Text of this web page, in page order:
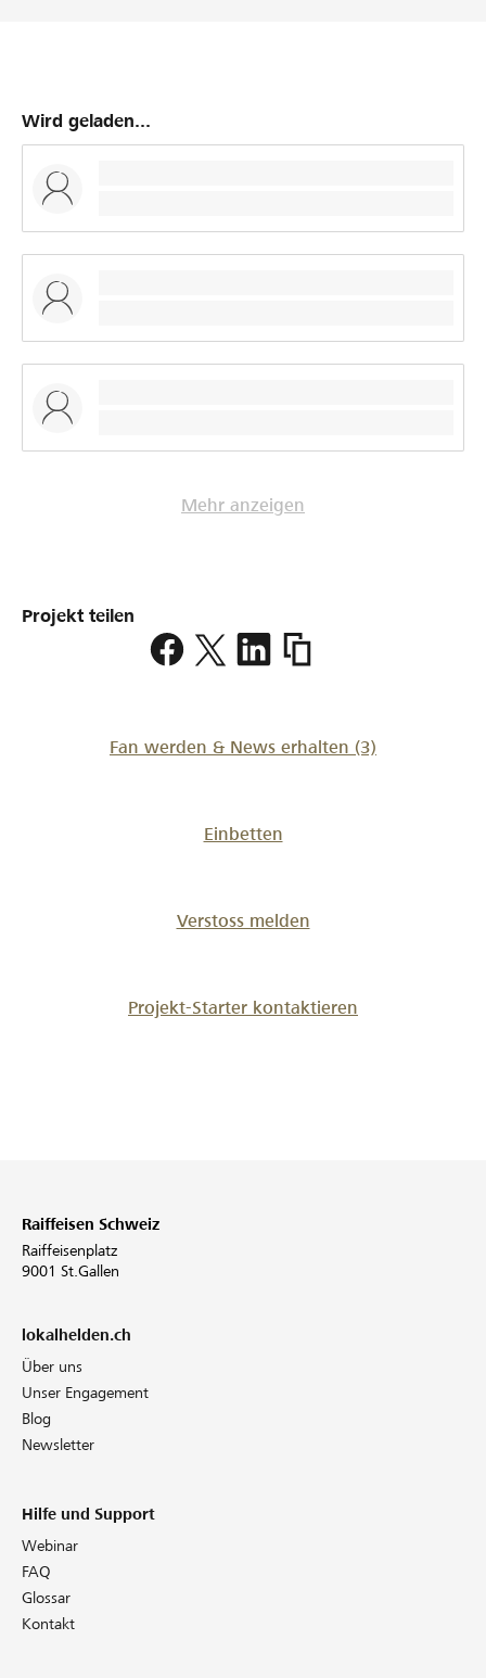
Wird geladen...
Mehr anzeigen
Projekt teilen
https://
cape-
Fan werden & News erhalten (3)
Einbetten
Verstoss melden
Projekt-Starter kontaktieren
Raiffeisen Schweiz
Raiffeisenplatz
9001 St.Gallen
lokalhelden.ch
Über uns
Unser Engagement
Blog
Newsletter
Hilfe und Support
Webinar
FAQ
Glossar
Kontakt